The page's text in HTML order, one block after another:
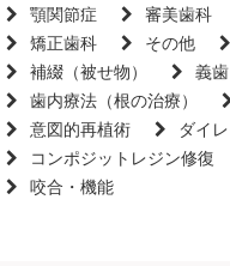
顎関節症
審美歯科
矯正歯科
その他
補綴（被せ物）
義歯
歯内療法（根の治療）
意図的再植術
ダイ
コンポジットレジン修復
咬合・機能